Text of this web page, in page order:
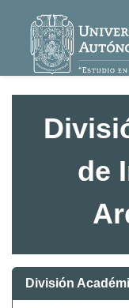
de
División